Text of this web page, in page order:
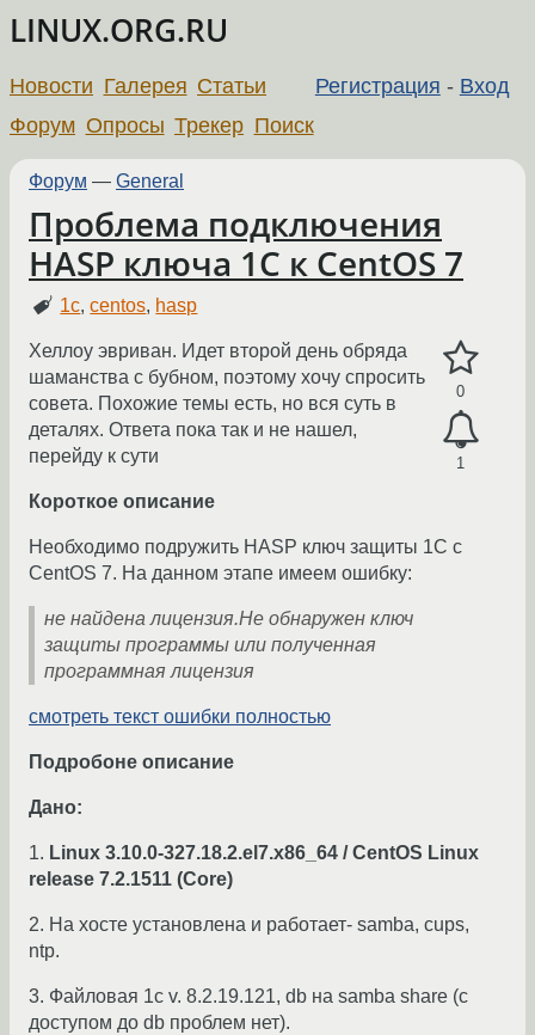
LINUX.ORG.RU
Регистрация - Вход
Новости Галерея Статьи
Форум Опросы Трекер Поиск
Форум — General
Проблема подключения
HASP ключа 1С к CentOS 7
1с,centos, hasp
0
1
Хеллоу эвриван. Идет второй день обряда
шаманства с бубном, поэтому хочу спросить
совета. Похожие темы есть, но вся суть в
деталях. Ответа пока так и не нашел,
перейду к сути
Короткое описание
Необходимо подружить HASP ключ защиты 1С с
CentOS 7. На данном этапе имеем ошибку:
не найдена лицензия.Не обнаружен ключ
защиты программы или полученная
программная лицензия
смотреть текст ошибки полностью
Подробоне описание
Дано:
1. Linux 3.10.0-327.18.2.el7.x86_64 / CentOS Linux
release 7.2.1511 (Core)
2. На хосте установлена и работает- samba, cups,
ntp.
3. Файловая 1с v. 8.2.19.121, db на samba share (c
доступом до db проблем нет).